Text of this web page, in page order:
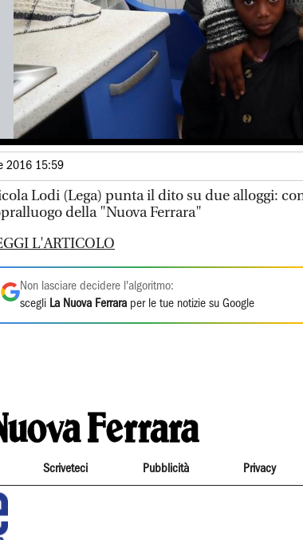
2016 15:59
Lodi (Lega) punta il dito su due alloggi:
della "Nuova Ferrara"
L'ARTICOLO
Non lasciare decidere l'algoritmo:
scegli La Nuova Ferrara per le tue notizie su Google
Scriveteci Pubblicità Privacy